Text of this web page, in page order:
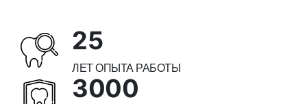
25
ЛЕТ ОПЫТА РАБОТЫ
3000